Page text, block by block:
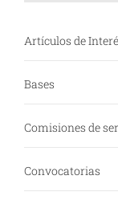
Artículos de
Bases
Comisiones de
Convocatorias